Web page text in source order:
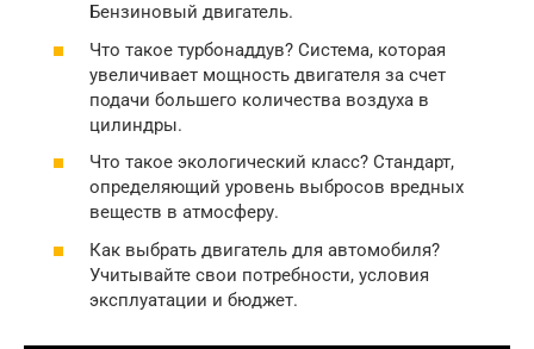
Бензиновый двигатель.
Что такое турбонаддув? Система, которая
увеличивает мощность двигателя за счет
подачи большего количества воздуха в
цилиндры.
Что такое экологический класс? Стандарт,
определяющий уровень выбросов вредных
веществ в атмосферу.
Как выбрать двигатель для автомобиля?
Учитывайте свои потребности, условия
эксплуатации и бюджет.